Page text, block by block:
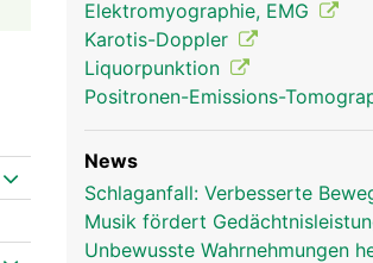
Grosshirn Frau
Elektromyographie, EMG
Karotis-Doppler
Liquorpunktion
Positronen-Emissions-
News
Schlaganfall: Verbesserte
Musik fördert
Unbewusste Wahrnehmungen